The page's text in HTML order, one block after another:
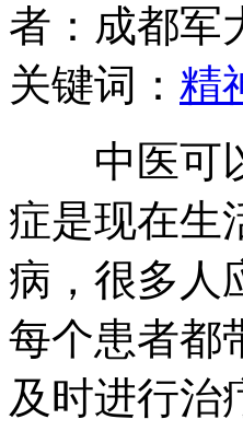
者：成都军
关键词： 精
中医可以
症是现在生
病，很多人
每个患者都
及时进行治